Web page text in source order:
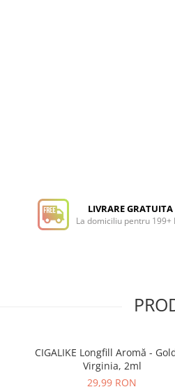
LIVRARE GRATUITA
La domiciliu pentru 199+
CIGALIKE Longfill Aromă -
Virginia, 2ml
29,99 RON